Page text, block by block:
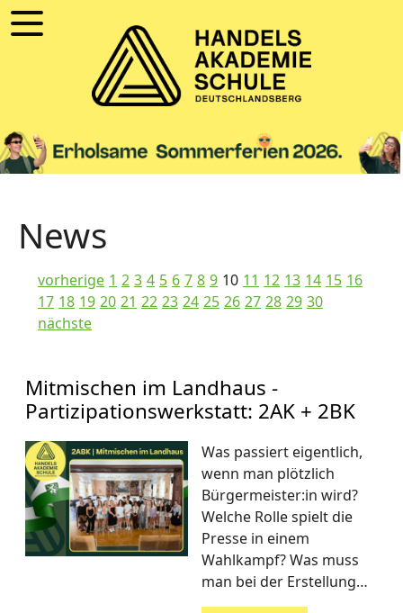
News
vorherige 1 2 3 4 5 6 7 8 9 10 11 12 13 14 15 16
17 18 19 20 21 22 23 24 25 26 27 28 29 30
nächste
Mitmischen im Landhaus -
Partizipationswerkstatt: 2AK + 2BK
Was passiert eigentlich,
wenn man plötzlich
Bürgermeister:in wird?
Welche Rolle spielt die
Presse in einem
Wahlkampf? Was muss
man bei der Erstellung…